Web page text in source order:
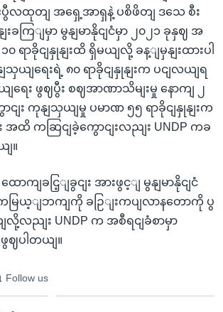
ထုတျ အရှေ့အာရှနဲ့ ပစိဖိတျ ဒသေ စီး
ျးခကြျမှာ မွနျမာနိုငျငံမှာ ၂၀၂၁ ခုနှဈ အ
၀ ရာခိုငျနှုနျးထိ ရှိမယျလို့ ခန့ျမှနျးထားပါ
သှယျရေးရဲ့ ၈၀ ရာခိုငျနှုနျးက ပငျလယျရ
ျရေး ဖွဈပွီး စဈအာဏာသိမျးမှု နောကျ ၂
ျး ကုနျသှယျမှု ပမာဏ ၅၅ ရာခိုငျနှုနျးက
း အထိ ကဆြငျခဲ့ကွောငျးလညျး UNDP ကခ
ျ။
ကျခငြ့ျခွငျး အားဖွင့ျ မွနျမာနိုငျငံ
ကမြယ့ျဘကျကို ခဉြျးကပျလာနတောကို ပွ
လညျး UNDP က အစီရငျခံစာမှာ
ဈပါတယျ။
Follow us